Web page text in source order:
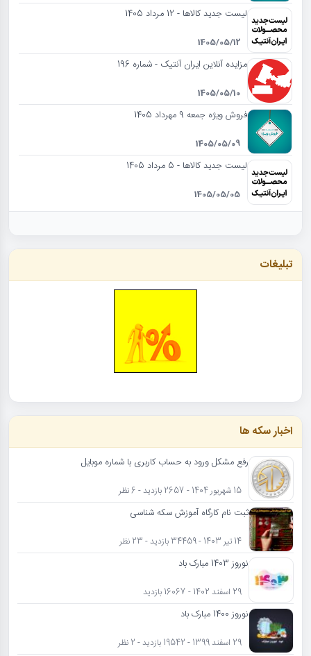
لیست جدید کالاها - 12 مرداد 1405
1405/05/12
مزایده آنلاین ایران آنتیک - شماره 196
1405/05/10
فروش ویژه جمعه 9 مهرداد 1405
1405/05/09
لیست جدید کالاها - 5 مرداد 1405
1405/05/05
تبلیغات
اخبار سکه ها
رفع مشکل ورود به حساب کاربری با شماره موبایل
15 شهریور 1404 - 2657 بازدید - 6 نظر
ثبت نام کارگاه آموزش سکه شناسی
14 تیر 1403 - 34459 بازدید - 23 نظر
نوروز 1403 مبارک باد
29 اسفند 1402 - 16067 بازدید
نوروز 1400 مبارک باد
29 اسفند 1399 - 19542 بازدید - 2 نظر